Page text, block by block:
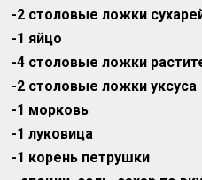
-2 столовые ложки
-1 яйцо
-4 столовые ложки
-2 столовые ложки уксуса
-1 морковь
-1 луковица
-1 корень петрушки